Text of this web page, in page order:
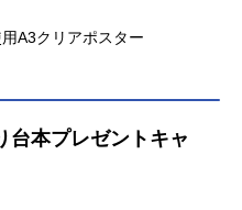
A3クリアポスター
台本プレゼントキャ